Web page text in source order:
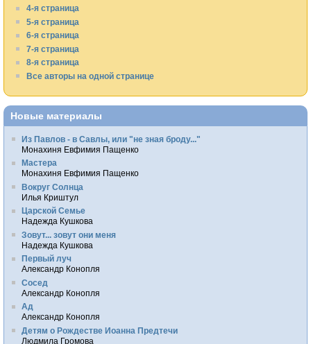
4-я страница
5-я страница
6-я страница
7-я страница
8-я страница
Все авторы на одной странице
Новые материалы
Из Павлов - в Савлы, или "не зная броду..."
Монахиня Евфимия Пащенко
Мастера
Монахиня Евфимия Пащенко
Вокруг Солнца
Илья Криштул
Царской Семье
Надежда Кушкова
Зовут... зовут они меня
Надежда Кушкова
Первый луч
Александр Конопля
Сосед
Александр Конопля
Ад
Александр Конопля
Детям о Рождестве Иоанна Предтечи
Людмила Громова